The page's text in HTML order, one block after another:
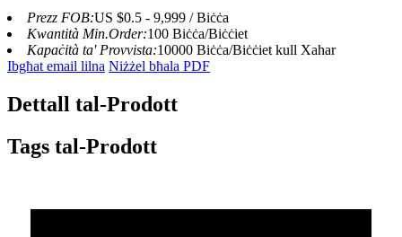
Prezz FOB:US $0.5 - 9,999 / Biċċa
Kwantità Min.Order:100 Biċċa/Biċċiet
Kapaċità ta' Provvista:10000 Biċċa/Biċċiet kull Xahar
Ibgħat email lilna Niżżel bħala PDF
Dettall tal-Prodott
Tags tal-Prodott